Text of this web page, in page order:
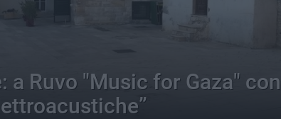
a Ruvo "Music for Gaza" con